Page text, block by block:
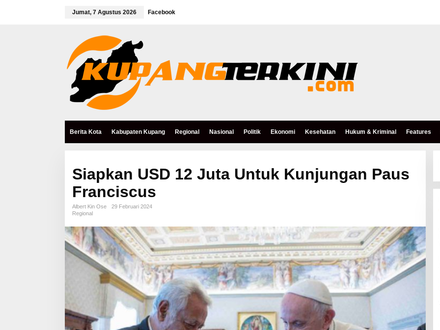
Jumat, 7 Agustus 2026 Facebook
Berita Kota Kabupaten Kupang Regional Nasional Politik Ekonomi Kesehatan Hukum & Kriminal Features
Siapkan USD 12 Juta Untuk Kunjungan Paus
Franciscus
Albert Kin Ose
29 Februari 2024
Regional